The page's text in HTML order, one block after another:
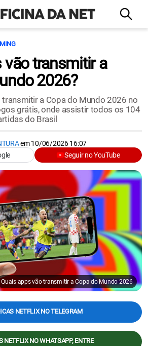
vão transmitir a
2026?
transmitir a Copa do Mundo 2026 no
grátis, onde assistir todos os 104
do Brasil
em10/06/2026 16:07
Seguir no YouTube
Quais apps vão transmitir a Copa do Mundo 2026
NETFLIX NO TELEGRAM
NETFLIX NO WHATSAPP, ENTRE